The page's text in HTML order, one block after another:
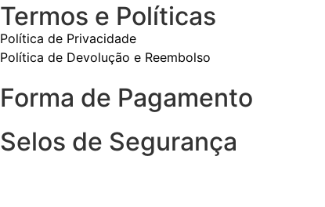
Termos e Políticas
Política de Privacidade
Política de Devolução e Reembolso
Forma de Pagamento
Selos de Segurança